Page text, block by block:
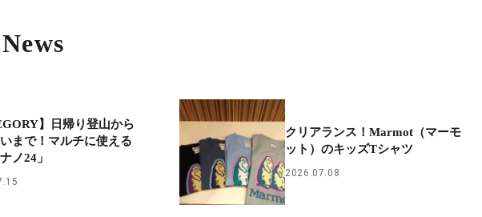
】日帰り登山から
まで！マルチに使える
ノ24」
クリアランス！Marmot（マーモ
ット）のキッズTシャツ
2026.07.08